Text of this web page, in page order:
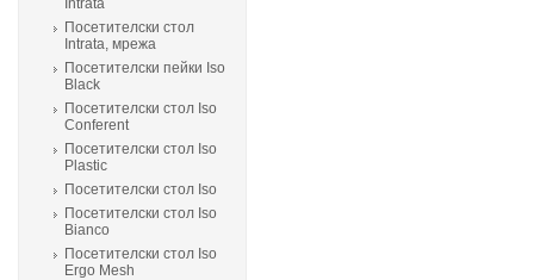
Intrata
Посетителски стол
Intrata, мрежа
Посетителски пейки Iso
Black
Посетителски стол Iso
Conferent
Посетителски стол Iso
Plastic
Посетителски стол Isо
Посетителски стол Isо
Bianco
Посетителски стол Isо
Ergo Mesh